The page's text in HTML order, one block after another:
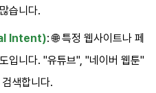
습니다.
Intent): 🌐 특정 웹사이트나 페
입니다. "유튜브", "네이버 웹툰"
색합니다.